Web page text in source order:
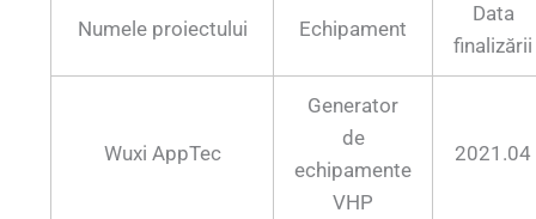
Numele proiectului Echipament
Data
finalizării
Wuxi AppTec
Generator
de
echipamente
VHP
2021.04